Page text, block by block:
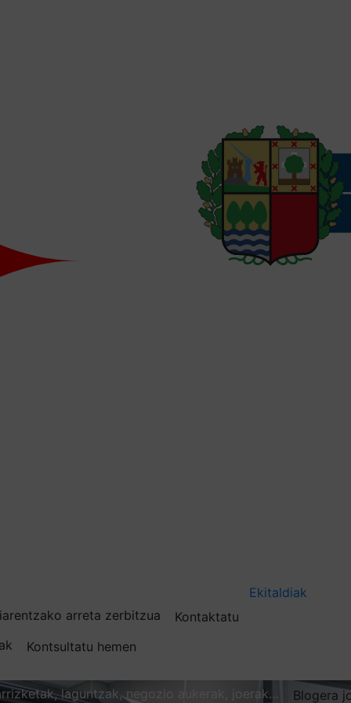
arreta zerbitzua
Kontaktatu
Kontsultatu hemen
Ekitaldiak
laguntzak, negozio aukerak, joerak…
Blogera